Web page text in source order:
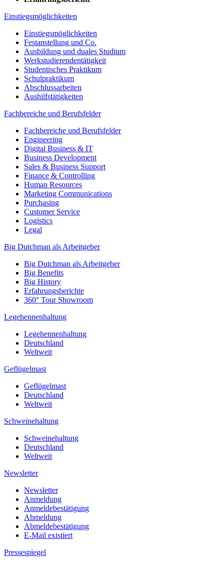
Einstiegsmöglichkeiten
Einstiegsmöglichkeiten
Festanstellung und Co.
Ausbildung und duales Studium
Werkstudierendentätigkeit
Studentisches Praktikum
Schulpraktikum
Abschlussarbeiten
Aushilfstätigkeiten
Fachbereiche und Berufsfelder
Fachbereiche und Berufsfelder
Engineering
Digital Business & IT
Business Development
Sales & Business Support
Finance & Controlling
Human Resources
Marketing Communications
Purchasing
Customer Service
Logistics
Legal
Big Dutchman als Arbeitgeber
Big Dutchman als Arbeitgeber
Big Benefits
Big History
Erfahrungsberichte
360° Tour Showroom
Legehennenhaltung
Legehennenhaltung
Deutschland
Weltweit
Geflügelmast
Geflügelmast
Deutschland
Weltweit
Schweinehaltung
Schweinehaltung
Deutschland
Weltweit
Newsletter
Newsletter
Anmeldung
Anmeldebestätigung
Abmeldung
Abmeldebestätigung
E-Mail existiert
Pressespiegel